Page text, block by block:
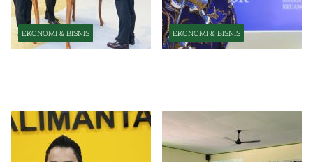
EKONOMI & BISNIS EKONOMI & BISNIS